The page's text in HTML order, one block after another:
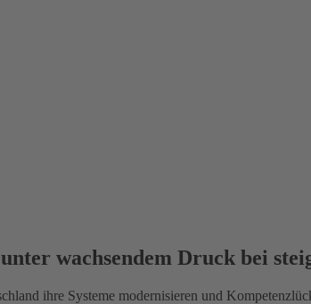
wachsendem Druck bei
ihre Systeme modernisieren und